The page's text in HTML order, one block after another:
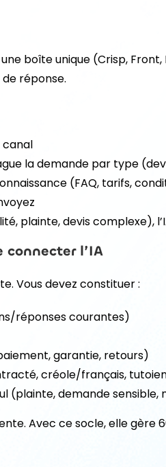
boîte unique (Crisp,
réponse.
canal
la demande par type
(FAQ, tarifs,
plainte, devis complexe),
connecter l’IA
Vous devez constituer :
réponses courantes)
garantie, retours)
créole/français,
(plainte, demande
Avec ce socle, elle gère